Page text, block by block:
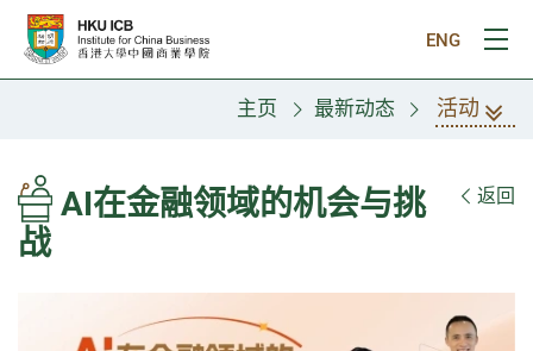
跳往主要内容
ENG
打
主页 最新动态 活动
AI在金融领域的机会与挑
战
返回